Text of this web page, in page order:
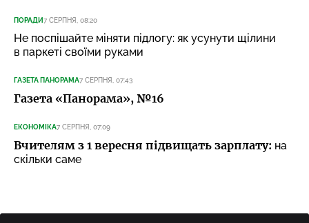
ПОРАДИ7 СЕРПНЯ, 08:20
Не поспішайте міняти підлогу: як усунути щілини
в паркеті своїми руками
ГАЗЕТА ПАНОРАМА7 СЕРПНЯ, 07:43
Газета «Панорама», №16
ЕКОНОМІКА7 СЕРПНЯ, 07:09
Вчителям з 1 вересня підвищать зарплату: на
скільки саме